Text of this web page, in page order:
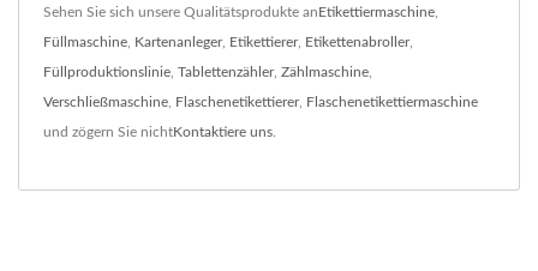
Sehen Sie sich unsere Qualitätsprodukte anEtikettiermaschine
Füllmaschine Kartenanleger, Etikettierer, Etikettenabroller,
Füllproduktionslinie Tablettenzähler, Zählmaschine
Verschließmaschine Flaschenetikettierer, Flaschenetikettiermaschine
und zögern Sie nichtKontaktiere uns